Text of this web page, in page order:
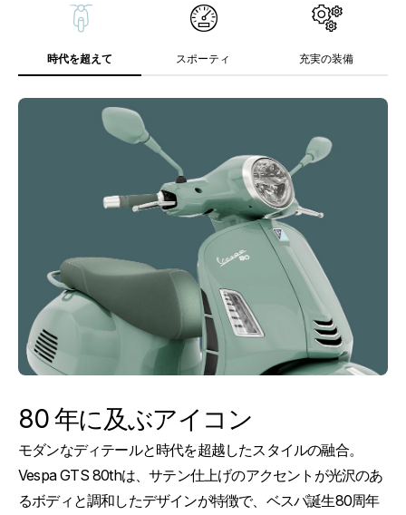
時代を超えて スポーティ 充実の装備
80 年に及ぶアイコン
モダンなディテールと時代を超越したスタイルの融合。
Vespa GTS 80thは、サテン仕上げのアクセントが光沢のあ
るボディと調和したデザインが特徴で、ベスパ誕生80周年